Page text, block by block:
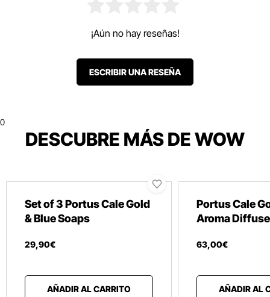
¡Aún no hay reseñas!
ESCRIBIR UNA RESEÑA
0
DESCUBRE MÁS DE WOW
Set of 3 Portus Cale Gold
& Blue Soaps
29,90€
AÑADIR AL CARRITO
Portus Cale
Aroma
63,00€
AÑADIR AL